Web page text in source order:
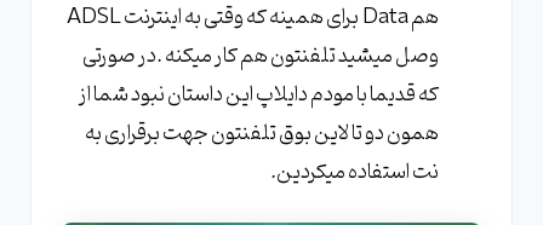
هم Data برای همینه که وقتی به اینترنت ADSL
وصل میشید تلفنتون هم کار میکنه .در صورتی
که قدیما با مودم دایلاپ این داستان نبود شما از
همون دو تا لاین بوق تلفنتون جهت برقراری به
نت استفاده میکردین.